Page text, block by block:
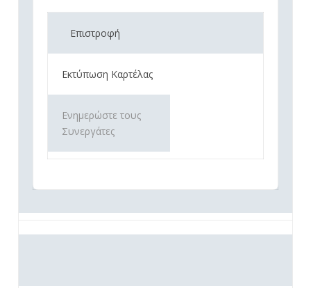
Επιστροφή
Εκτύπωση Καρτέλας
Ενημερώστε τους
Συνεργάτες